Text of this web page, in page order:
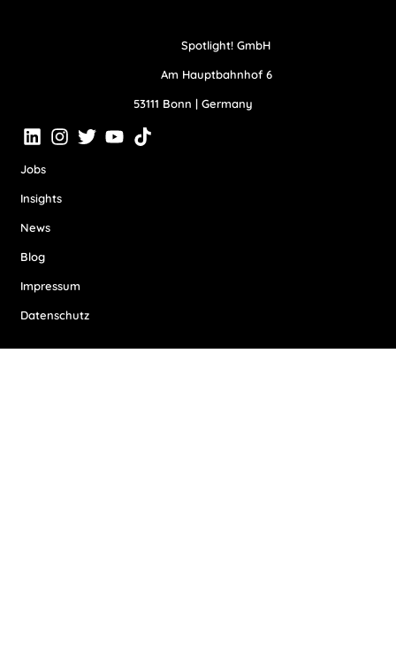
Spotlight! GmbH
Am Hauptbahnhof 6
53111 Bonn | Germany
Jobs
Insights
News
Blog
Impressum
Datenschutz